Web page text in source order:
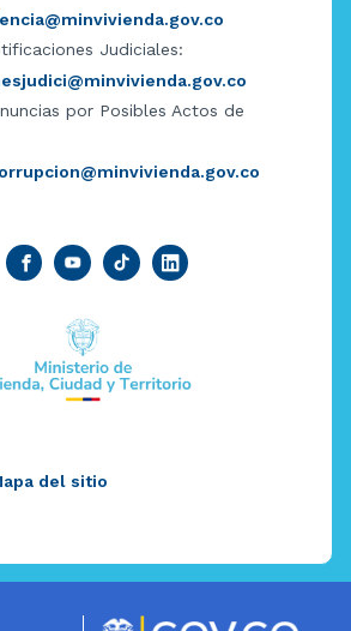
Judiciales:
por Posibles Actos de
del sitio